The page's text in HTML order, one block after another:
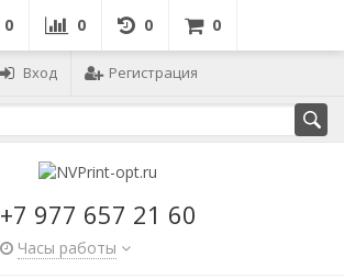
0 0 0 0
Вход Регистрация
+7 977 657 21 60
Часы работы